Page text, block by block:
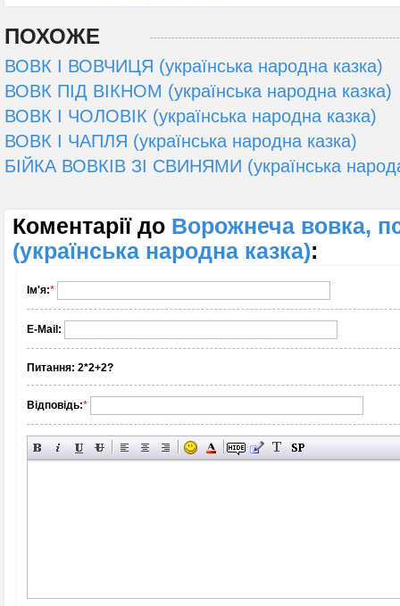
ПОХОЖЕ
ВОВК І ВОВЧИЦЯ (українська народна казка)
ВОВК ПІД ВІКНОМ (українська народна казка)
ВОВК І ЧОЛОВІК (українська народна казка)
ВОВК І ЧАПЛЯ (українська народна казка)
БІЙКА ВОВКІВ ЗІ СВИНЯМИ (українська
Коментарії до Ворожнеча вовка,
(українська народна казка):
Ім'я:*
E-Mail:
Питання: 2*2+2?
Відповідь:*